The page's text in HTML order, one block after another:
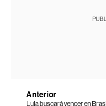
Anterior
Lula buscará vencer en